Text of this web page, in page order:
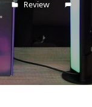
Review